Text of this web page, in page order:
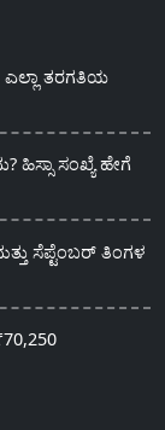
ಎಲ್ಲಾ ತರಗತಿಯ
ಹಿಸ್ಸಾ ಸಂಖ್ಯೆ ಹೇಗೆ
ಸೆಪ್ಟೆಂಬರ್ ತಿಂಗಳ